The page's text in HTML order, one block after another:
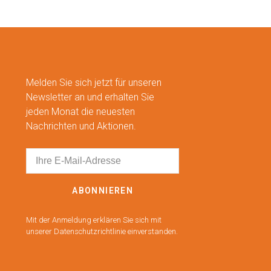
Melden Sie sich jetzt für unseren
Newsletter an und erhalten Sie
jeden Monat die neuesten
Nachrichten und Aktionen.
ABONNIEREN
Mit der Anmeldung erklären Sie sich mit
unserer Datenschutzrichtlinie einverstanden.